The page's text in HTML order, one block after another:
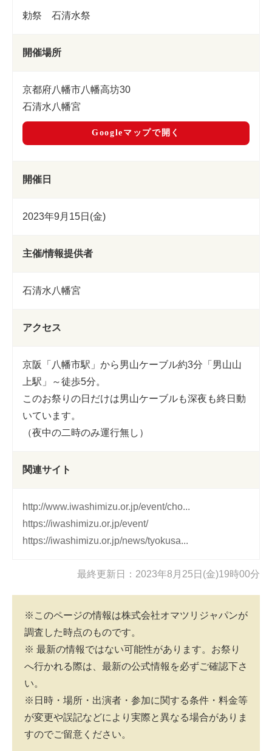
勅祭 石清水祭
開催場所
京都府八幡市八幡高坊30
石清水八幡宮
Googleマップで開く
開催日
2023年9月15日(金)
主催/情報提供者
石清水八幡宮
アクセス
京阪「八幡市駅」から男山ケーブル約3分「男山山
上駅」～徒歩5分。
このお祭りの日だけは男山ケーブルも深夜も終日動
いています。
（夜中の二時のみ運行無し）
関連サイト
http://www.iwashimizu.or.jp/event/cho...
https://iwashimizu.or.jp/event/
https://iwashimizu.or.jp/news/tyokusa...
最終更新日：2023年8月25日(金)19時00分
※このページの情報は株式会社オマツリジャパンが
調査した時点のものです。
※ 最新の情報ではない可能性があります。お祭り
へ行かれる際は、最新の公式情報を必ずご確認下さ
い。
※日時・場所・出演者・参加に関する条件・料金等
が変更や誤記などにより実際と異なる場合がありま
すのでご留意ください。